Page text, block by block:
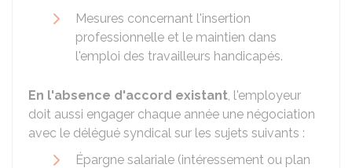
Mesures concernant l'insertion
professionnelle et le maintien dans
l'emploi des travailleurs handicapés.
En l'absence d'accord existant, l'employeur
doit aussi engager chaque année une négociation
avec le délégué syndical sur les sujets suivants :
Épargne salariale (intéressement ou plan